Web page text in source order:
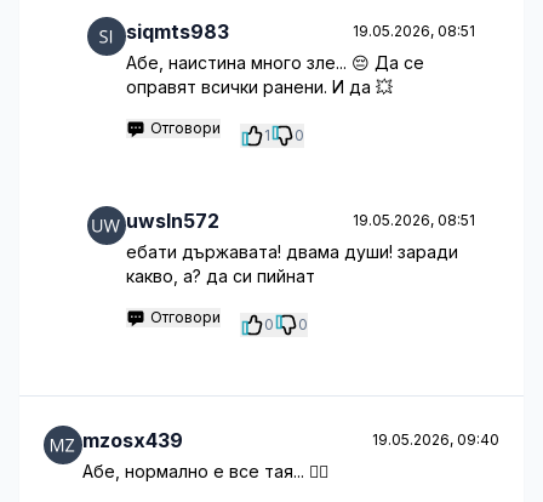
siqmts983 19.05.2026, 08:51
Абе, наистина много зле... 😔 Да се
оправят всички ранени. И да 💥
Отговори 1 0
uwsln572 19.05.2026, 08:51
ебати държавата! двама души! заради
какво, а? да си пийнат
Отговори 0 0
mzosx439 19.05.2026, 09:40
Абе, нормално е все тая... 🤦‍♂️